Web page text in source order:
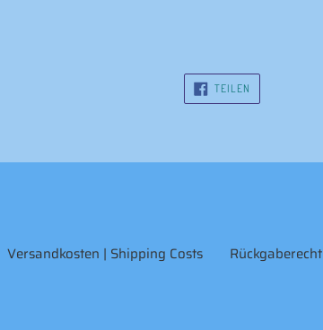
TEILEN
TEILEN
Versandkosten | Shipping Costs Rückgaberecht